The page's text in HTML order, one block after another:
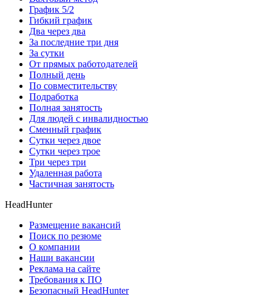
График 5/2
Гибкий график
Два через два
За последние три дня
За сутки
От прямых работодателей
Полный день
По совместительству
Подработка
Полная занятость
Для людей с инвалидностью
Сменный график
Сутки через двое
Сутки через трое
Три через три
Удаленная работа
Частичная занятость
HeadHunter
Размещение вакансий
Поиск по резюме
О компании
Наши вакансии
Реклама на сайте
Требования к ПО
Безопасный HeadHunter